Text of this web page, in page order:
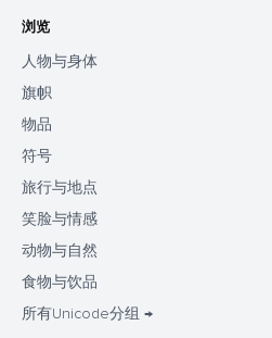
浏览
人物与身体
旗帜
物品
符号
旅行与地点
笑脸与情感
动物与自然
食物与饮品
所有Unicode分组 →